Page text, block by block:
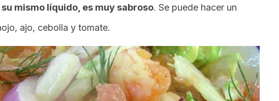
mismo líquido, es muy sabroso. Se puede hacer un
ajo, cebolla y tomate.